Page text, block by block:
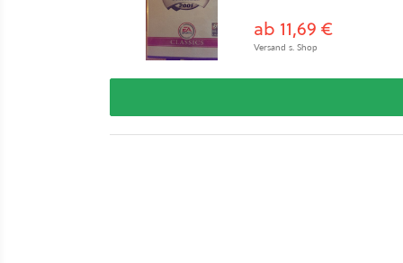
ab 11,69 €
Versand s. Shop